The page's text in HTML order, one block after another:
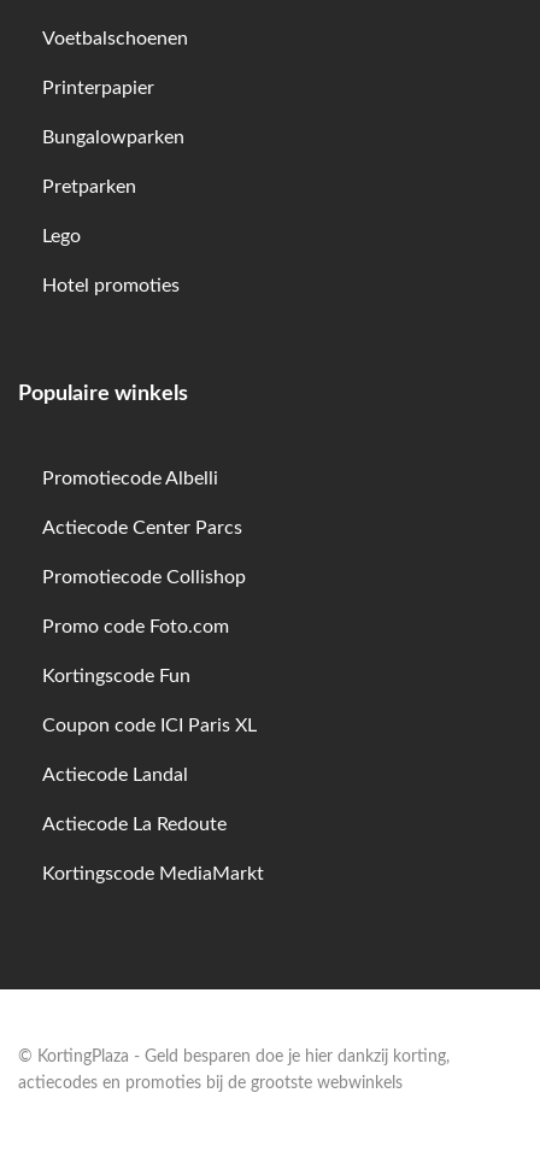
Voetbalschoenen
Printerpapier
Bungalowparken
Pretparken
Lego
Hotel promoties
Populaire winkels
Promotiecode Albelli
Actiecode Center Parcs
Promotiecode Collishop
Promo code Foto.com
Kortingscode Fun
Coupon code ICI Paris XL
Actiecode Landal
Actiecode La Redoute
Kortingscode MediaMarkt
© KortingPlaza - Geld besparen doe je hier dankzij korting,
actiecodes en promoties bij de grootste webwinkels